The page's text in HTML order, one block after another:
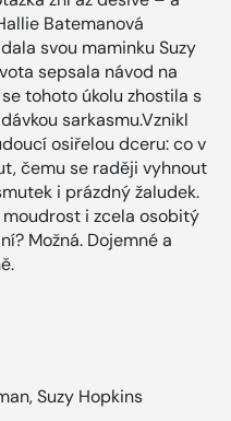
Batemanová
svou maminku Suzy
sepsala návod na
tohoto úkolu zhostila s
sarkasmu.Vznikl
osiřelou dceru: co v
čemu se raději vyhnout
i prázdný žaludek.
i zcela osobitý
Možná. Dojemné a
,Suzy Hopkins